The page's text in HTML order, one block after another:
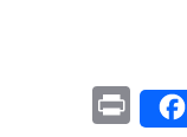
Pr